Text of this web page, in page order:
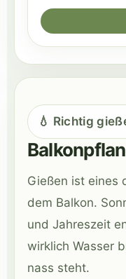
💧 Richtig
Gießen ist eines
dem Balkon.
und Jahreszeit
wirklich Wasser
nass steht.